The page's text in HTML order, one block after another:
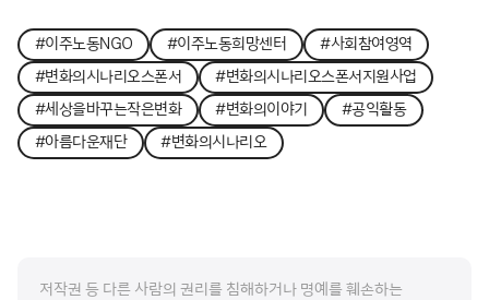
#이주노동NGO #이주노동희망센터
#사회참여영역
#변화의시나리오스폰서
#변화의시나리오스폰서지원사업
#세상을바꾸는작은변화
#변화의이야기
#공익활동
#아름다운재단
#변화의시나리오